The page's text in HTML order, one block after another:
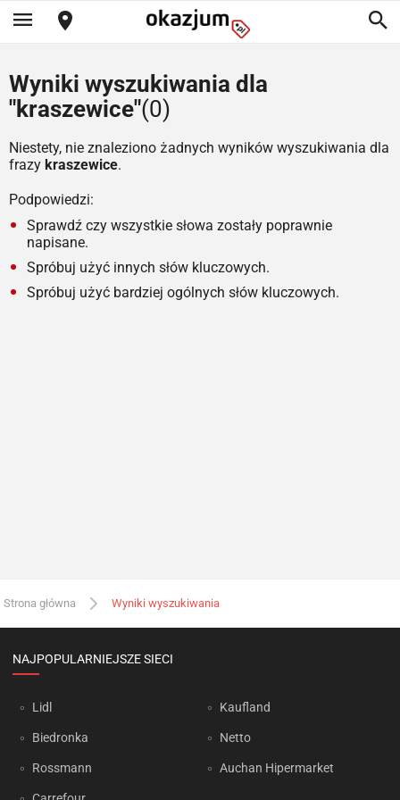
Wyniki wyszukiwania dla
"kraszewice"(0)
Niestety, nie znaleziono żadnych wyników wyszukiwania dla
frazy kraszewice.
Podpowiedzi:
Sprawdź czy wszystkie słowa zostały poprawnie
napisane.
Spróbuj użyć innych słów kluczowych.
Spróbuj użyć bardziej ogólnych słów kluczowych.
Strona główna Wyniki wyszukiwania
NAJPOPULARNIEJSZE SIECI
Lidl
Biedronka
Rossmann
Kaufland
Netto
Auchan Hipermarket